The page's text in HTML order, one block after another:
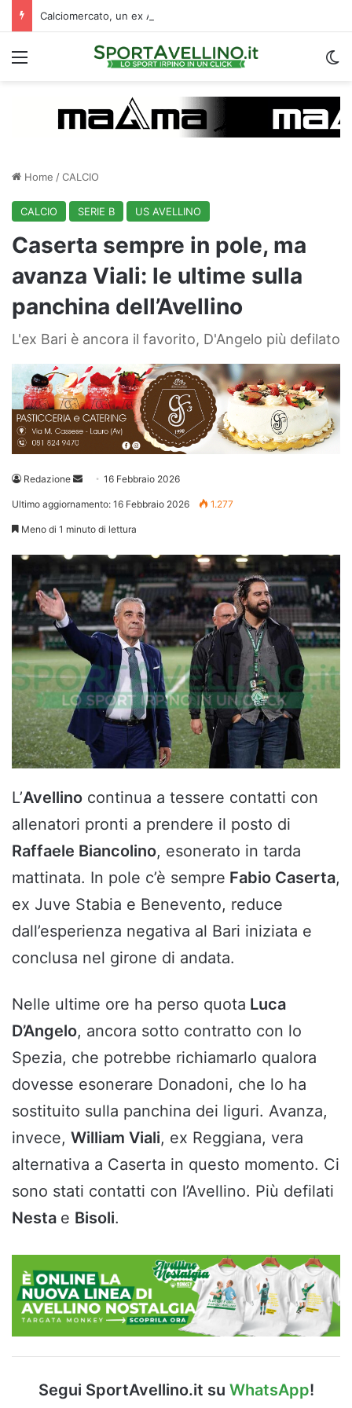
Menu
Home /CALCIO
CALCIO SERIE B US AVELLINO
Caserta sempre in pole, ma
avanza Viali: le ultime sulla
panchina dell’Avellino
L'ex Bari è ancora il favorito, D'Angelo più defilato
Redazione
Invia 16 Febbraio 2026
Ultimo aggiornamento: 16 Febbraio 2026 1.277
Meno di 1 minuto di lettura
L’Avellino continua a tessere contatti con
allenatori pronti a prendere il posto di
Raffaele Biancolino, esonerato in tarda
mattinata. In pole c’è sempre Fabio Caserta,
ex Juve Stabia e Benevento, reduce
dall’esperienza negativa al Bari iniziata e
conclusa nel girone di andata.
Nelle ultime ore ha perso quota Luca
D’Angelo, ancora sotto contratto con lo
Spezia, che potrebbe richiamarlo qualora
dovesse esonerare Donadoni, che lo ha
sostituito sulla panchina dei liguri. Avanza,
invece, William Viali, ex Reggiana, vera
alternativa a Caserta in questo momento. Ci
sono stati contatti con l’Avellino. Più defilati
Nesta e Bisoli.
Segui SportAvellino.it su WhatsApp!